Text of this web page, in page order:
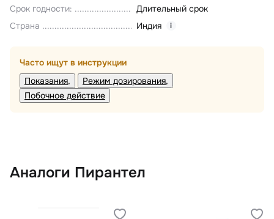
Срок годности:
Длительный срок
Страна
Индия i
Часто ищут в инструкции
Показания
Режим дозирования
Побочное действие
Аналоги Пирантел